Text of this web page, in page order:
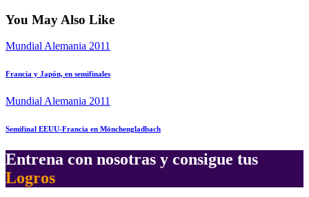
You May Also Like
Mundial Alemania 2011
Francia y Japón, en semifinales
Mundial Alemania 2011
Semifinal EEUU-Francia en Mönchengladbach
Entrena con nosotras y consigue tus
Logros